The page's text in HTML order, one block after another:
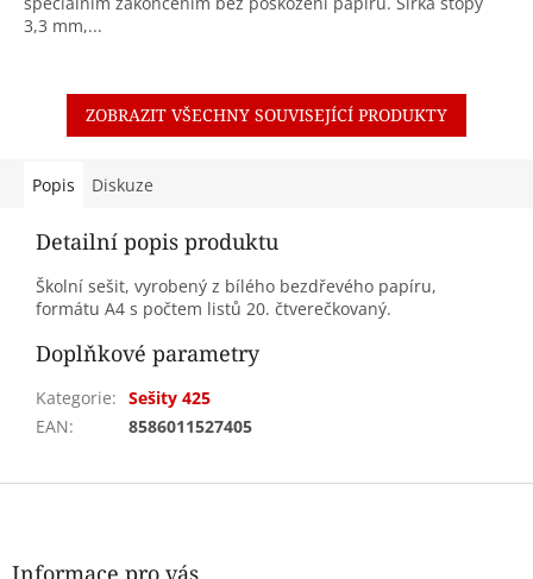
3,3 mm,...
ZOBRAZIT VŠECHNY SOUVISEJÍCÍ PRODUKTY
Popis Diskuze
Detailní popis produktu
Školní sešit, vyrobený z bílého bezdřevého papíru,
formátu A4 s počtem listů 20. čtverečkovaný.
Doplňkové parametry
Kategorie: Sešity 425
EAN: 8586011527405
Z
Informace pro vás